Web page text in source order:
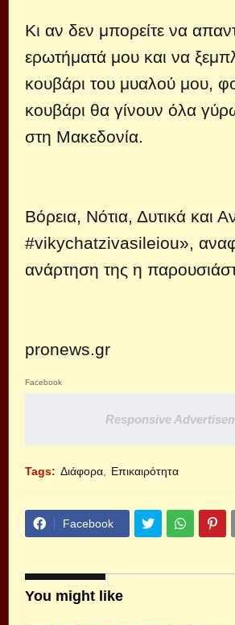
Κι αν δεν μπορείτε να
ερωτήματά μου και να
κουβάρι του μυαλού μου,
κουβάρι θα γίνουν όλα
στη Μακεδονία.
Βόρεια, Νότια, Δυτικά και
#vikychatzivasileiou»,
ανάρτηση της η
pronews.gr
Facebook
Responsive
Tags: Διάφορα Επικαιρότητα
Facebook
You might like